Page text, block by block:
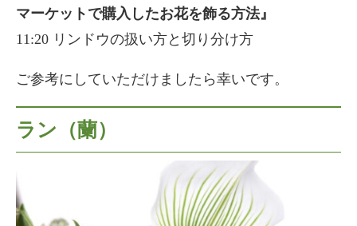
マーケットで購入したお花を飾る方法』
11:20 リンドウの扱い方と切り分け方
ご参考にしていただけましたら幸いです。
ラン（蘭）